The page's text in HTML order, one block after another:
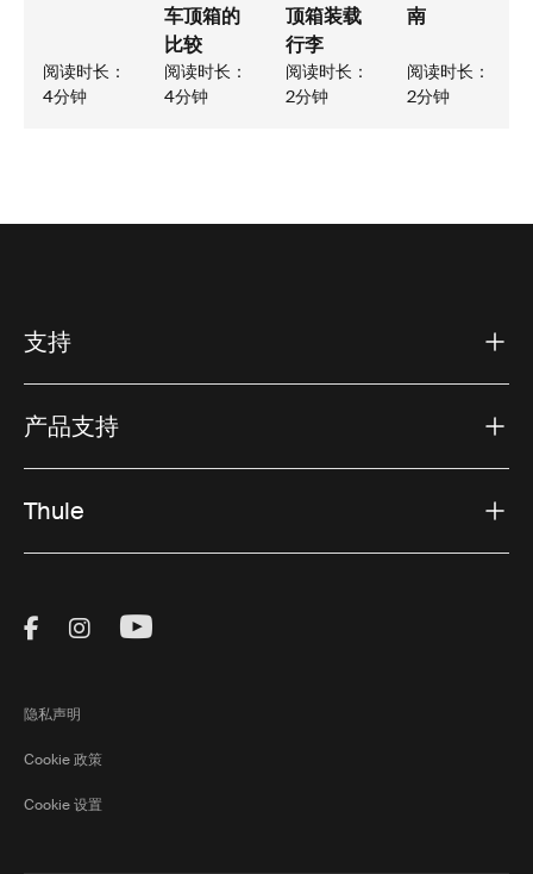
阅读时长：
4分钟
车顶箱的
比较
阅读时长：
4分钟
顶箱装载
行李
阅读时长：
2分钟
南
阅读时长：
2分钟
支持
产品支持
Thule
Visit Thule on Facebook (external link)
Visit Thule on Instagram (external link)
Visit Thule on Youtube (external
隐私声明
Cookie 政策
Cookie 设置